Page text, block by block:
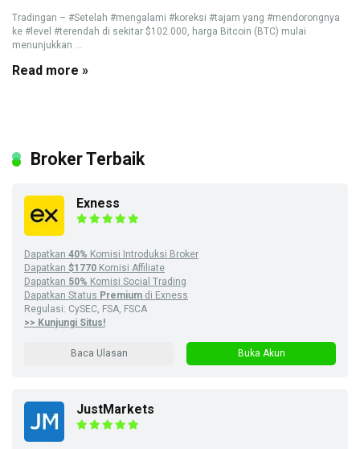
Tradingan – #Setelah #mengalami #koreksi #tajam yang #mendorongnya
ke #level #terendah di sekitar $102.000, harga Bitcoin (BTC) mulai
menunjukkan ...
Read more »
Broker Terbaik
Exness
Dapatkan 40% Komisi Introduksi Broker
Dapatkan $1770 Komisi Affiliate
Dapatkan 50% Komisi Social Trading
Dapatkan Status Premium di Exness
Regulasi: CySEC, FSA, FSCA
>> Kunjungi Situs!
Baca Ulasan Buka Akun
JustMarkets